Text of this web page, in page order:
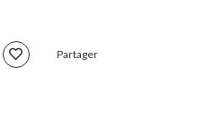
Partager